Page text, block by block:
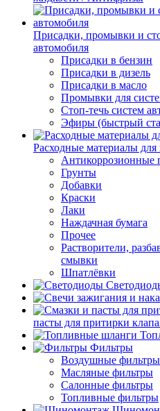
Присадки, промывки и
автомобиля
Присадки в бензин
Присадки в дизель
Присадки в масло
Промывки для
Стоп-течь систем
Эфиры (быстрый
Расходные материалы для
Антикоррозионные
Грунты
Добавки
Краски
Лаки
Наждачная бумага
Прочее
Растворители,
смывки
Шпатлёвки
пасты для притирки
Фильтры
Воздушные фильтры
Масляные фильтры
Салонные фильтры
Топливные фильтры